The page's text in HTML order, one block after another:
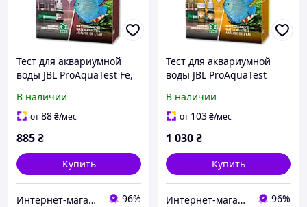
Тест для аквариумной
воды JBL ProAquaTest Fe,
концентрации железа на
50 измерений
В наличии
от88₴/мес
885₴
Купить
Интернет-магазин Danio 96%
Тест для аквариумной
воды JBL ProAquaTest
определения
концентрации нитратов,
В наличии
от 103₴/мес
1 030₴
Купить
Интернет-магазин Danio 96%